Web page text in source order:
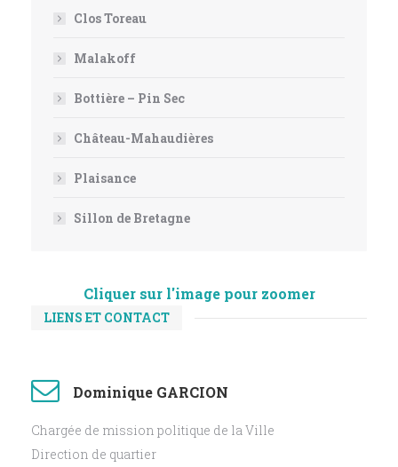
Clos Toreau
Malakoff
Bottière – Pin Sec
Château-Mahaudières
Plaisance
Sillon de Bretagne
Cliquer sur l'image pour zoomer
LIENS ET CONTACT
Dominique GARCION
Chargée de mission politique de la Ville
Direction de quartier